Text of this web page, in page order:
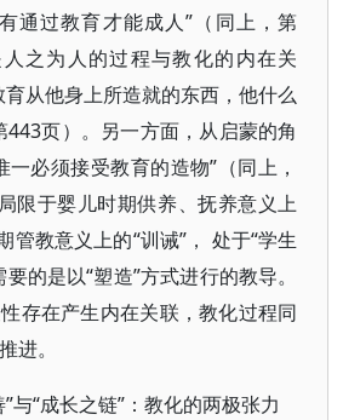
通过教育才能成人”（同上，第
之为人的过程与教化的内在关
从他身上所造就的东西，他什么
443页）。另一方面，从启蒙的角
一必须接受教育的造物”（同上，
限于婴儿时期供养、抚养意义上
管教意义上的“训诫”， 处于“学生
的是以“塑造”方式进行的教导。
存在产生内在关联，教化过程同
进。
与“成长之链”：教化的两极张力